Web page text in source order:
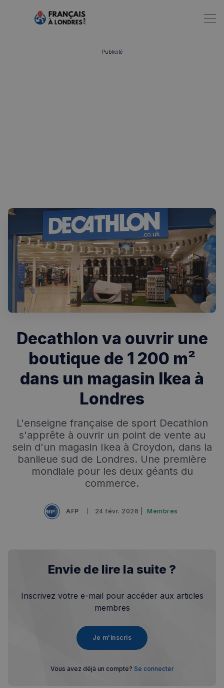
Recherche ✨Chatbot IA
Rechercher dans Français à Londres - Magazine
Annuaire des professionnels
Visites guidées
Événements à venir
Publicité
Decathlon va ouvrir une
boutique de 1 200 m²
dans un magasin Ikea à
Londres
L'enseigne française de sport Decathlon
s'apprête à ouvrir un point de vente au
sein d'un magasin Ikea à Croydon, dans la
banlieue sud de Londres. Une première
mondiale pour les deux géants du
commerce.
AFP 24 févr. 2026 | Membres
Envie de lire la suite ?
Inscrivez votre e-mail pour accéder aux articles
membres
Je m'inscris
Vous avez déjà un compte? Se connecter